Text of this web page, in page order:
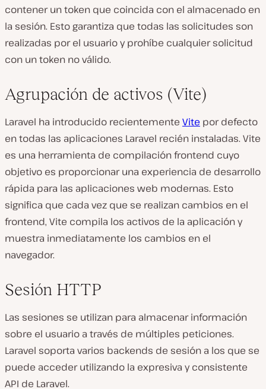
contener un token que coincida con el almacenado en
la sesión. Esto garantiza que todas las solicitudes son
realizadas por el usuario y prohíbe cualquier solicitud
con un token no válido.
Agrupación de activos (Vite)
Laravel ha introducido recientemente Vite por defecto
en todas las aplicaciones Laravel recién instaladas. Vite
es una herramienta de compilación frontend cuyo
objetivo es proporcionar una experiencia de desarrollo
rápida para las aplicaciones web modernas. Esto
significa que cada vez que se realizan cambios en el
frontend, Vite compila los activos de la aplicación y
muestra inmediatamente los cambios en el
navegador.
Sesión HTTP
Las sesiones se utilizan para almacenar información
sobre el usuario a través de múltiples peticiones.
Laravel soporta varios backends de sesión a los que se
puede acceder utilizando la expresiva y consistente
API de Laravel.